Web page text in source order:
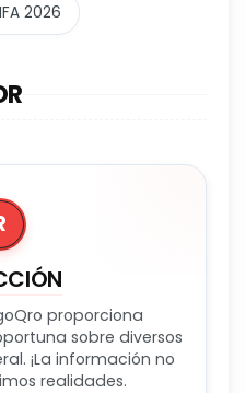
2026
proporciona
sobre diversos
¡La información no
realidades.